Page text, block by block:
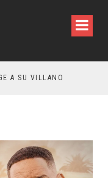
SU VILLANO